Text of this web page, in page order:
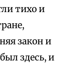
тихо и
закон и
здесь, и